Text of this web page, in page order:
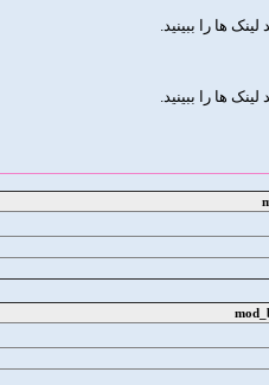
لینک ها را ببینید.
لینک ها را ببینید.